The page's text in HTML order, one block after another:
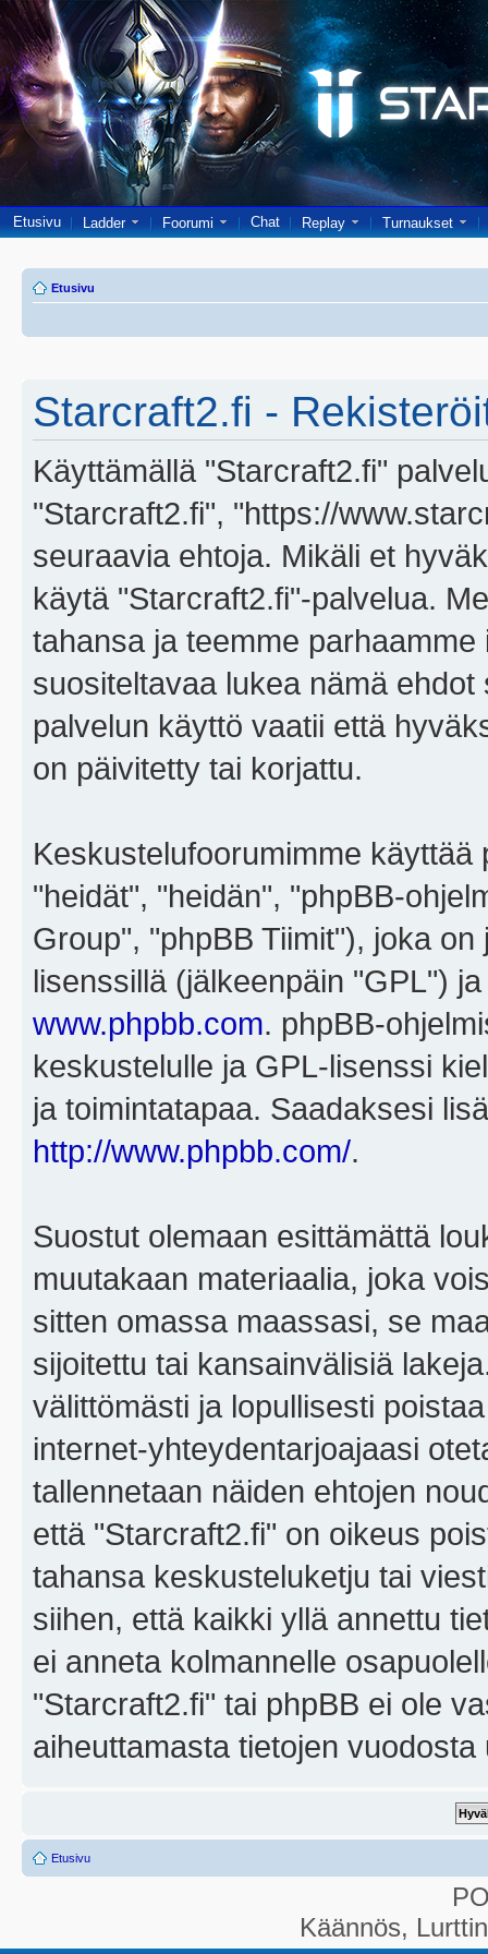
Etusivu Ladder Foorumi Chat Replay Turnaukset
Etusivu
Starcraft2.fi -
Käyttämällä "Starcraft2.fi"
"Starcraft2.fi", "https://
seuraavia ehtoja. Mikäli et
käytä "Starcraft2.fi"-palvelua.
tahansa ja teemme
suositeltavaa lukea nämä
palvelun käyttö vaatii että
on päivitetty tai korjattu.
Keskustelufoorumimme
"heidät", "heidän", "phpBB-
Group", "phpBB Tiimit"), joka on
lisenssillä (jälkeenpäin "GPL")
www.phpbb.com. phpBB-
keskustelulle ja GPL-lisenssi
ja toimintatapaa. Saadaksesi
http://www.phpbb.com/.
Suostut olemaan esittämättä
muutakaan materiaalia, joka
sitten omassa maassasi, se
sijoitettu tai kansainvälisiä
välittömästi ja lopullisesti
internet-yhteydentarjoajaasi
tallennetaan näiden ehtojen
että "Starcraft2.fi" on oikeus
tahansa keskusteluketju tai
siihen, että kaikki yllä annettu
ei anneta kolmannelle
"Starcraft2.fi" tai phpBB ei ole
aiheuttamasta tietojen
Etusivu
Käännös,